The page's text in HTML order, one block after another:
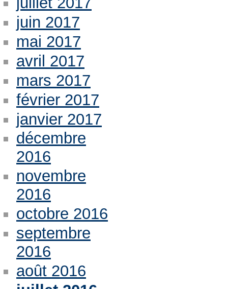
juin 2017
mai 2017
avril 2017
mars 2017
février 2017
janvier 2017
décembre
2016
novembre
2016
octobre 2016
septembre
2016
août 2016